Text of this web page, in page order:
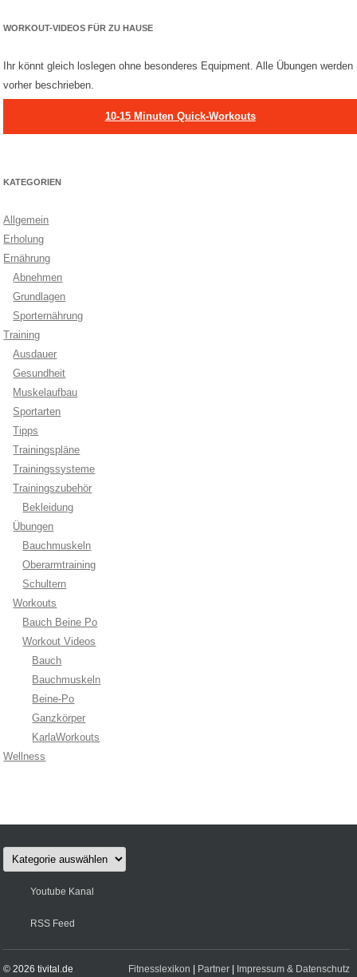
WORKOUT-VIDEOS FÜR ZU HAUSE
Ihr könnt gleich loslegen ohne besonderes Equipment. Alle Übungen werden
vorher beschrieben.
10-15 Minuten Quick-Workouts
KATEGORIEN
Allgemein
Erholung
Ernährung
Abnehmen
Grundlagen
Sporternährung
Training
Ausdauer
Gesundheit
Muskelaufbau
Sportarten
Tipps
Trainingspläne
Trainingssysteme
Trainingszubehör
Bekleidung
Übungen
Bauchmuskeln
Oberarmtraining
Schultern
Workouts
Bauch Beine Po
Workout Videos
Bauch
Bauchmuskeln
Beine-Po
Ganzkörper
KarlaWorkouts
Wellness
Kategorien
Youtube Kanal
RSS Feed
© 2026 tivital.de Fitnesslexikon | Partner | Impressum & Datenschutz